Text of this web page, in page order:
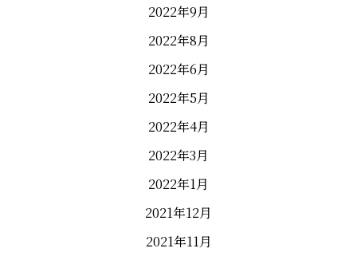
2022年9月
2022年8月
2022年6月
2022年5月
2022年4月
2022年3月
2022年1月
2021年12月
2021年11月